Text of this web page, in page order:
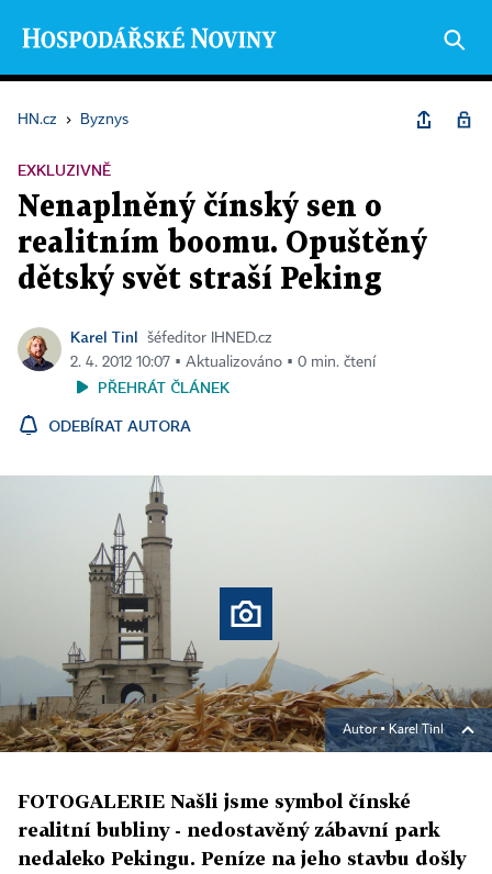
HN.cz › Byznys
EXKLUZIVNĚ
Nenaplněný čínský sen o
realitním boomu. Opuštěný
dětský svět straší Peking
Karel Tinl
šéfeditor IHNED.cz
2. 4. 2012 10:07 ▪ Aktualizováno ▪ 0 min. čtení
PŘEHRÁT ČLÁNEK
ODEBÍRAT AUTORA
Autor ▪ Karel Tinl
FOTOGALERIE Našli jsme symbol čínské
realitní bubliny - nedostavěný zábavní park
nedaleko Pekingu. Peníze na jeho stavbu došly